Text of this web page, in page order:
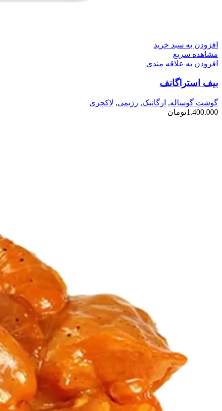
افزودن به سبد خرید
مشاهده سریع
افزودن به علاقه مندی
بیف استراگانف
گوشت گوساله, ارگانیک, رژیمی, لاکچری
1.400.000تومان